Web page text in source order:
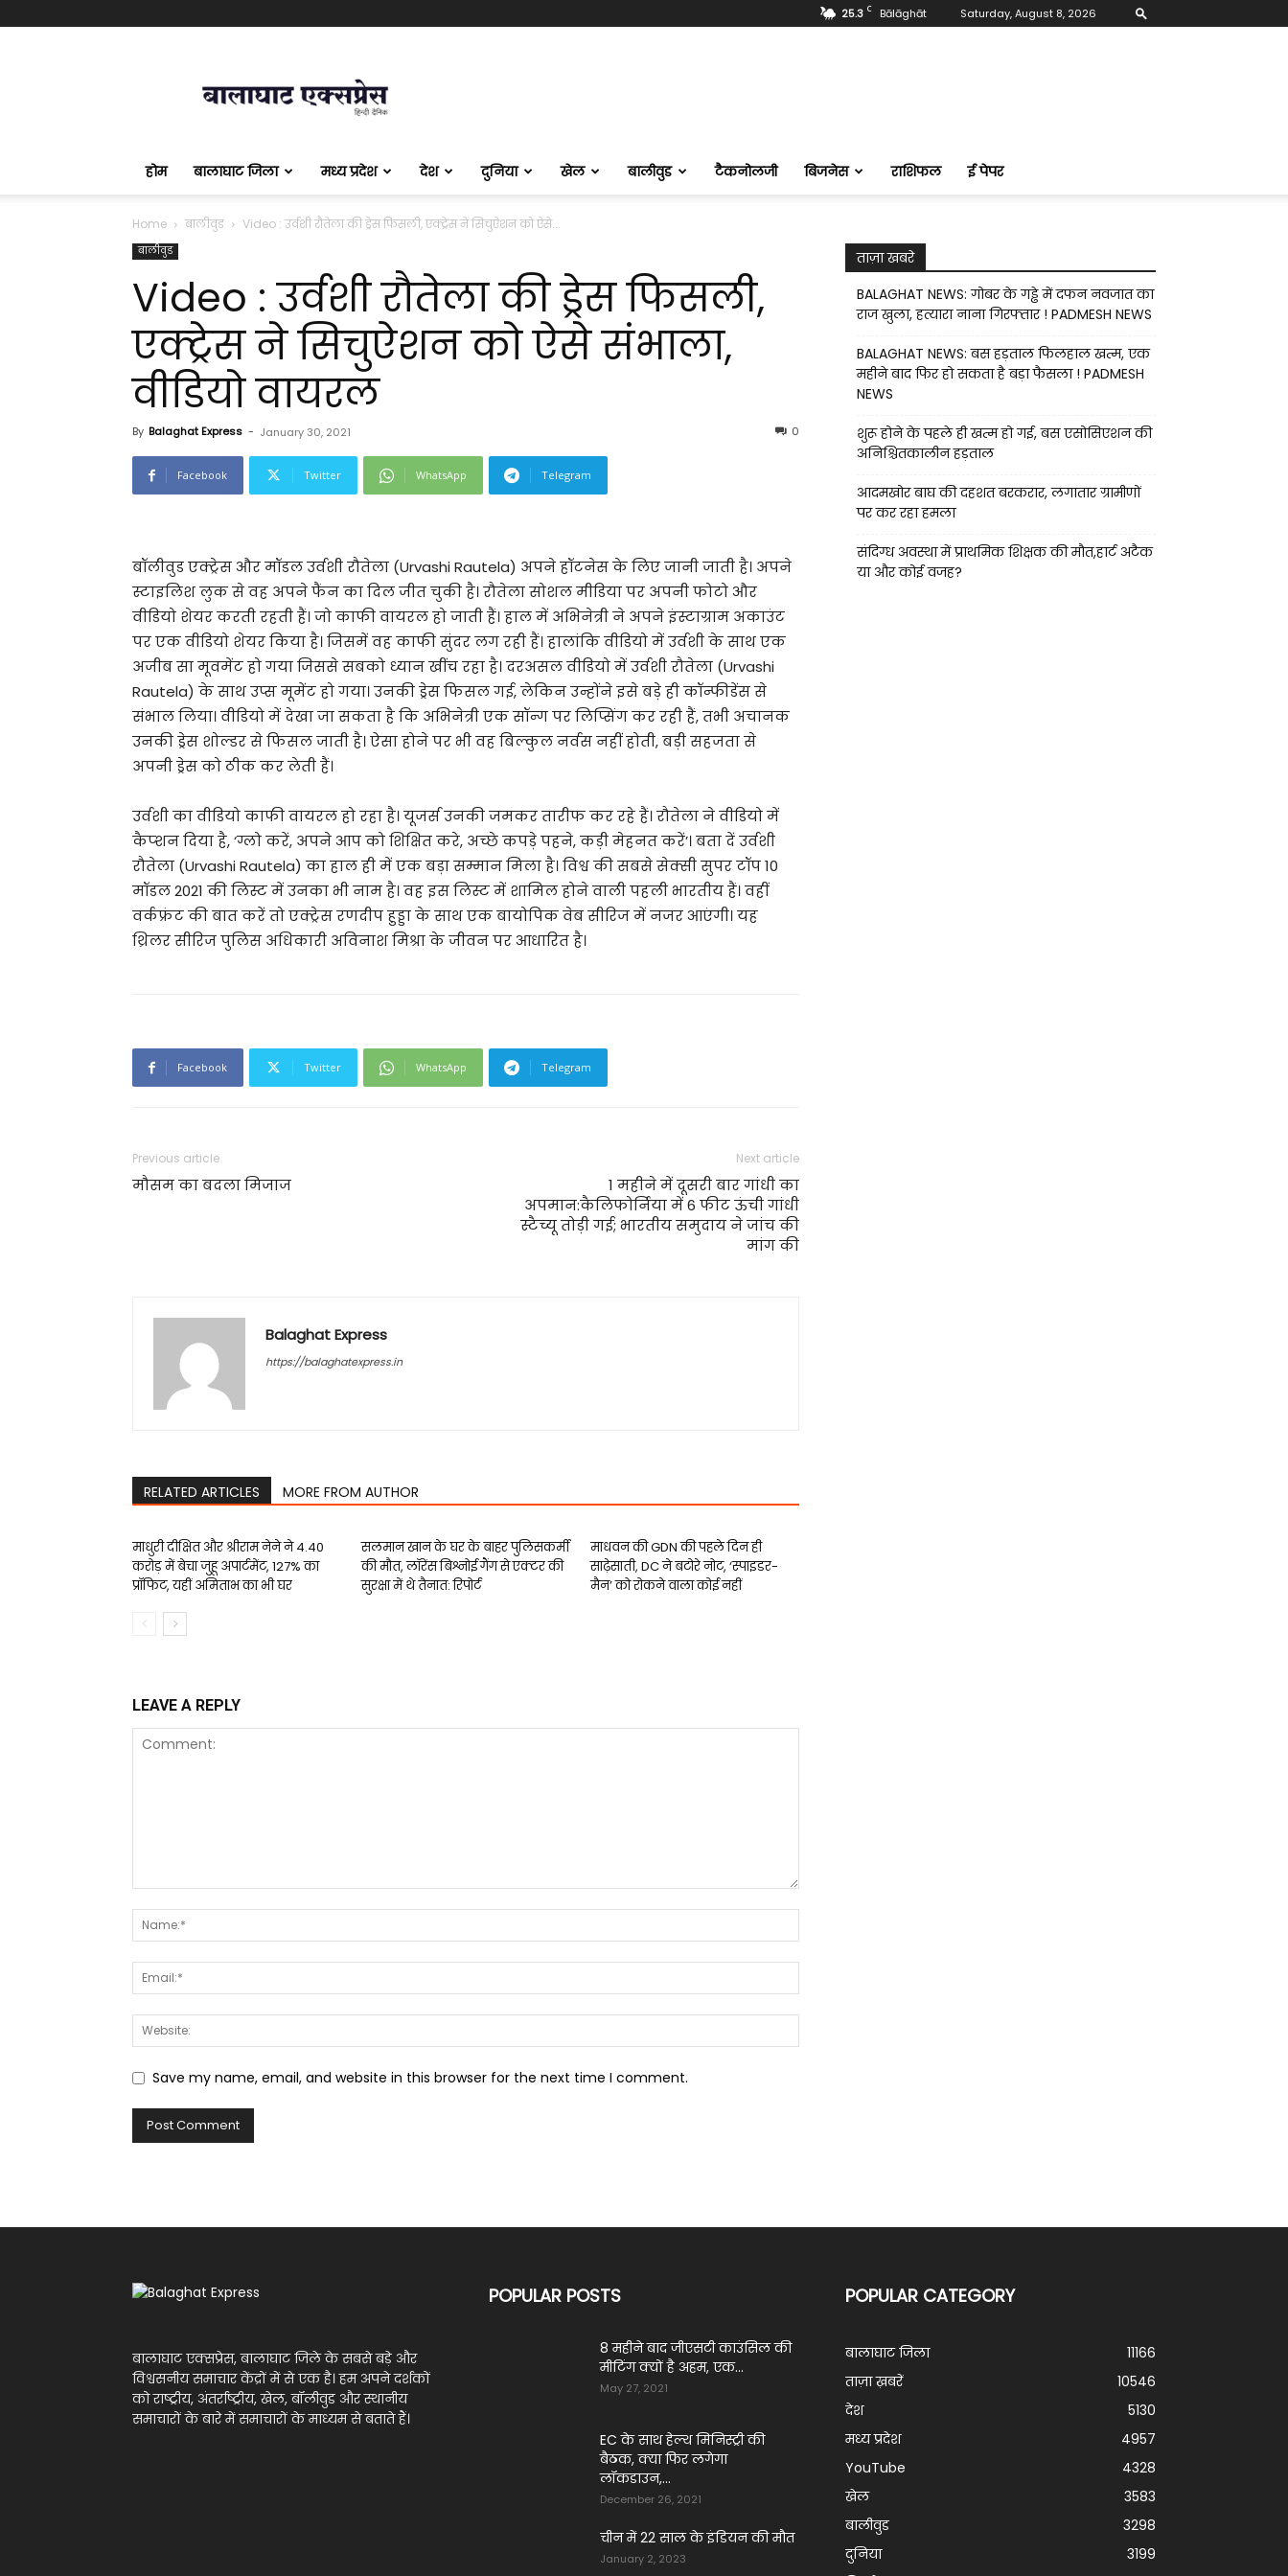
25.3 C Bālāghāt Saturday, August 8, 2026
एक्सप्रेस
होम बालाघाट जिला मध्य प्रदेश देश दुनिया खेल बालीवुड टैकनोलजी बिजनेस राशिफल ई पेपर
Home बालीवुड Video : उर्वशी रौतेला की ड्रेस फिसली, एक्ट्रेस ने सिचुऐशन को ऐसे...
बालीवुड
Video : उर्वशी रौतेला की ड्रेस फिसली,
एक्ट्रेस ने सिचुऐशन को ऐसे संभाला,
वीडियो वायरल
By Balaghat Express - January 30, 2021 0
Facebook Twitter WhatsApp Telegram
बॉलीवुड एक्ट्रेस और मॉडल उर्वशी रौतेला (Urvashi Rautela) अपने हॉटनेस के लिए जानी जाती है। अपने
स्टाइलिश लुक से वह अपने फैंन का दिल जीत चुकी है। रौतेला सोशल मीडिया पर अपनी फोटो और
वीडियो शेयर करती रहती हैं। जो काफी वायरल हो जाती हैं। हाल में अभिनेत्री ने अपने इंस्टाग्राम अकाउंट
पर एक वीडियो शेयर किया है। जिसमें वह काफी सुंदर लग रही हैं। हालांकि वीडियो में उर्वशी के साथ एक
अजीब सा मूवमेंट हो गया जिससे सबको ध्यान खींच रहा है। दरअसल वीडियो में उर्वशी रौतेला (Urvashi
Rautela) के साथ उप्स मूमेंट हो गया। उनकी ड्रेस फिसल गई, लेकिन उन्होंने इसे बड़े ही कॉन्फीडेंस से
संभाल लिया। वीडियो में देखा जा सकता है कि अभिनेत्री एक सॉन्ग पर लिप्सिंग कर रही हैं, तभी अचानक
उनकी ड्रेस शोल्डर से फिसल जाती है। ऐसा होने पर भी वह बिल्कुल नर्वस नहीं होती, बड़ी सहजता से
अपनी ड्रेस को ठीक कर लेती हैं।
उर्वशी का वीडियो काफी वायरल हो रहा है। यूजर्स उनकी जमकर तारीफ कर रहे हैं। रौतेला ने वीडियो में
कैप्शन दिया है, ‘ग्लो करें, अपने आप को शिक्षित करे, अच्छे कपड़े पहने, कड़ी मेहनत करें’। बता दें उर्वशी
रौतेला (Urvashi Rautela) का हाल ही में एक बड़ा सम्मान मिला है। विश्व की सबसे सेक्सी सुपर टॉप 10
मॉडल 2021 की लिस्ट में उनका भी नाम है। वह इस लिस्ट में शामिल होने वाली पहली भारतीय हैं। वहीं
वर्कफ्रंट की बात करें तो एक्ट्रेस रणदीप हु़ड्डा के साथ एक बायोपिक वेब सीरिज में नजर आएंगी। यह
थ्रिलर सीरिज पुलिस अधिकारी अविनाश मिश्रा के जीवन पर आधारित है।
Facebook Twitter WhatsApp Telegram
Previous article
मौसम का बदला मिजाज
Next article
1 महीने में दूसरी बार गांधी का
अपमान:कैलिफोर्निया में 6 फीट ऊंची गांधी
स्टैच्यू तोड़ी गई; भारतीय समुदाय ने जांच की
मांग की
Balaghat Express
https://balaghatexpress.in
RELATED ARTICLES MORE FROM AUTHOR
माधुरी दीक्षित और श्रीराम नेने ने ₹4.40
करोड़ में बेचा जुहू अपार्टमेंट, 127% का
प्रॉफिट, यहीं अमिताभ का भी घर
सलमान खान के घर के बाहर पुलिसकर्मी
की मौत, लॉरेंस बिश्नोई गैंग से एक्टर की
सुरक्षा में थे तैनात: रिपोर्ट
माधवन की GDN की पहले दिन ही
साढ़ेसाती, DC ने बटोरे नोट, ‘स्पाइडर-
मैन’ को रोकने वाला कोई नहीं
LEAVE A REPLY
Save my name, email, and website in this browser for the next time I comment.
ताज़ा खबरे
BALAGHAT NEWS: गोबर के गड्ढे में दफन नवजात का
राज खुला, हत्यारा नाना गिरफ्तार ! PADMESH NEWS
BALAGHAT NEWS: बस हड़ताल फिलहाल खत्म, एक
महीने बाद फिर हो सकता है बड़ा फैसला ! PADMESH
NEWS
शुरू होने के पहले ही खत्म हो गई, बस एसोसिएशन की
अनिश्चितकालीन हड़ताल
आदमखोर बाघ की दहशत बरकरार, लगातार ग्रामीणों
पर कर रहा हमला
संदिग्ध अवस्था में प्राथमिक शिक्षक की मौत,हार्ट अटैक
या और कोई वजह?
बालाघाट एक्सप्रेस, बालाघाट जिले के सबसे बड़े और
विश्वसनीय समाचार केंद्रों में से एक है। हम अपने दर्शकों
को राष्ट्रीय, अंतर्राष्ट्रीय, खेल, बॉलीवुड और स्थानीय
समाचारों के बारे में समाचारों के माध्यम से बताते हैं।
POPULAR POSTS
8 महीने बाद जीएसटी काउंसिल की
मीटिंग क्यों है अहम, एक...
May 27, 2021
EC के साथ हेल्थ मिनिस्ट्री की
बैठक, क्या फिर लगेगा
लॉकडाउन,...
December 26, 2021
चीन में 22 साल के इंडियन की मौत
January 2, 2023
POPULAR CATEGORY
बालाघाट जिला
11166
ताज़ा ख़बरें
10546
देश
5130
मध्य प्रदेश
4957
YouTube
4328
खेल
3583
बालीवुड
3298
दुनिया
3199